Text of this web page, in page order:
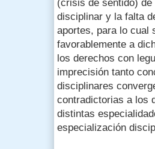
(crisis de sentido)
disciplinar y la falta
aportes, para lo cual
favorablemente a
los derechos con
imprecisión tanto
disciplinares
contradictorias a los
distintas
especialización